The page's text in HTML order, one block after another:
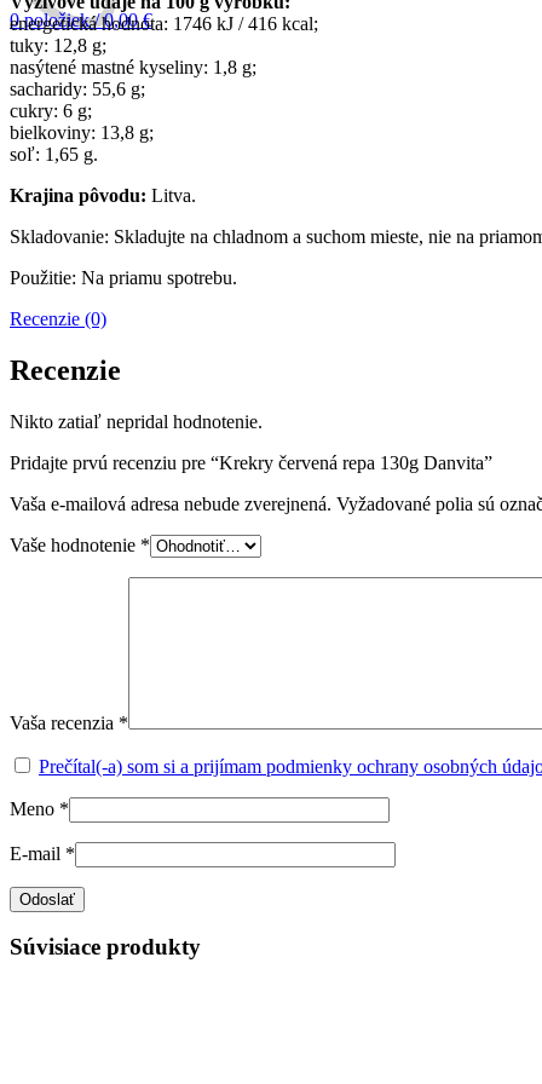
0položiek / 0,00€
energetická hodnota: 1746 kJ / 416 kcal;
tuky: 12,8 g;
nasýtené mastné kyseliny: 1,8 g;
sacharidy: 55,6 g;
cukry: 6 g;
bielkoviny: 13,8 g;
soľ: 1,65 g.
Krajina pôvodu: Litva.
Skladovanie: Skladujte na chladnom a suchom mieste, nie na
Použitie: Na priamu spotrebu.
Recenzie (0)
Recenzie
Nikto zatiaľ nepridal hodnotenie.
Pridajte prvú recenziu pre “Krekry červená repa 130g Danvita”
Vaša e-mailová adresa nebude zverejnená. Vyžadované polia sú
Vaše hodnotenie *
Vaša recenzia *
Prečítal(-a) som si a prijímam podmienky ochrany osobných
Meno *
E-mail *
Súvisiace produkty